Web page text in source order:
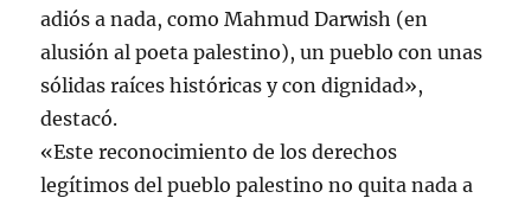
adiós a nada, como Mahmud Darwish (en
alusión al poeta palestino), un pueblo con unas
sólidas raíces históricas y con dignidad»,
destacó.
«Este reconocimiento de los derechos
legítimos del pueblo palestino no quita nada a